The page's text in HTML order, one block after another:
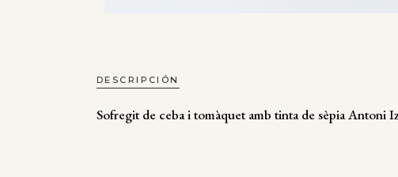
DESCRIPCIÓN
Sofregit de ceba i tomàquet amb tinta de sèpia Antoni